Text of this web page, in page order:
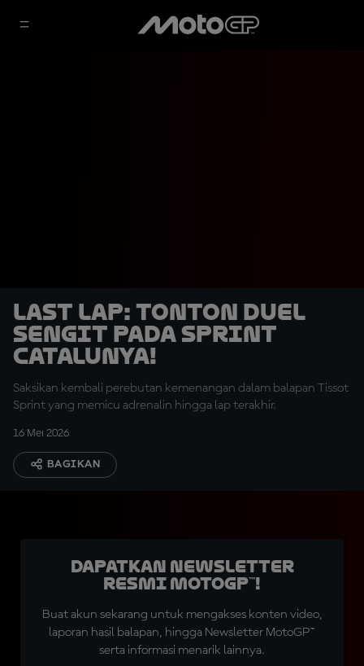
LAST LAP: Tonton Duel
Sengit pada Sprint
Catalunya!
Saksikan kembali perebutan kemenangan dalam balapan Tissot
Sprint yang memicu adrenalin hingga lap terakhir.
16 Mei 2026
BAGIKAN
Dapatkan Newsletter
Resmi MotoGP™!
Buat akun sekarang untuk mengakses konten video,
laporan hasil balapan, hingga Newsletter MotoGP™
serta informasi menarik lainnya.